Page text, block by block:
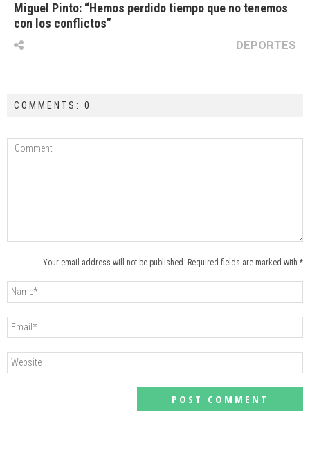
Miguel Pinto: “Hemos perdido tiempo que no tenemos
con los conflictos”
DEPORTES
COMMENTS: 0
Your email address will not be published. Required fields are marked with *